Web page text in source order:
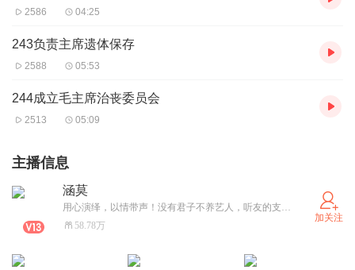
2586 04:25
243负责主席遗体保存
2588 05:53
244成立毛主席治丧委员会
2513 05:09
主播信息
涵莫
用心演绎，以情带声！没有君子不养艺人，听友的支持就是我最大的动力！
58.78万
加关注